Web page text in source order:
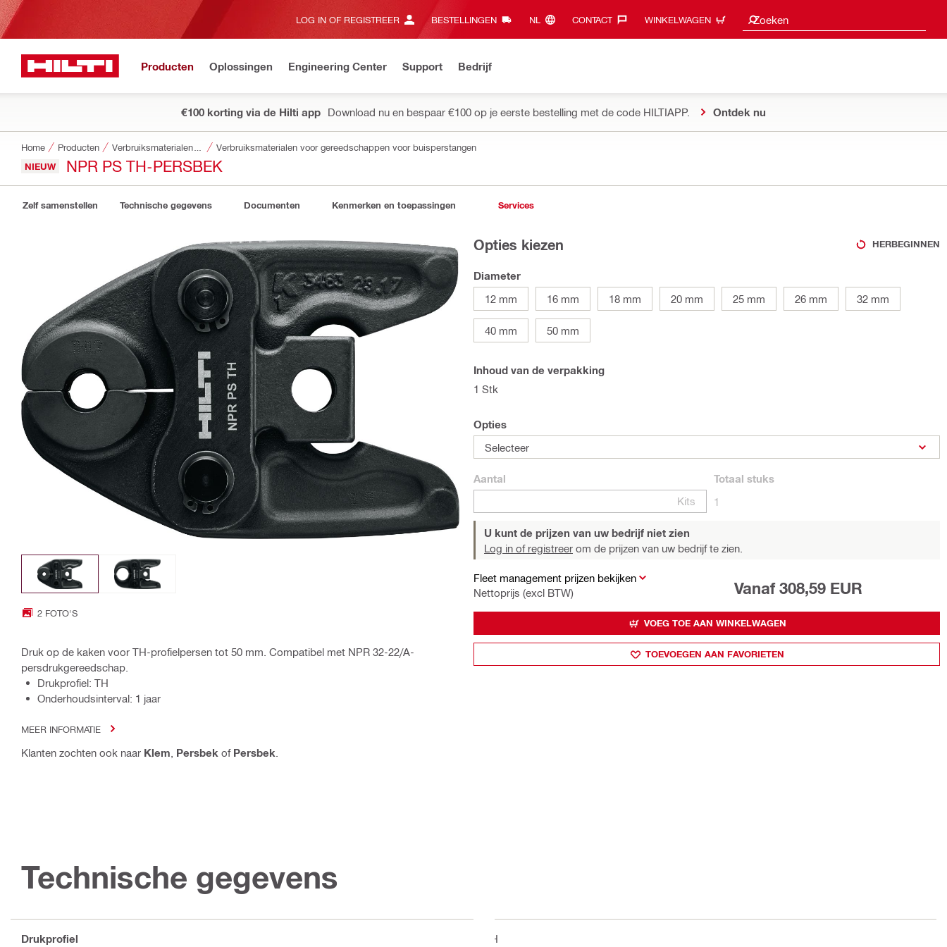
LOG IN OF REGISTREER BESTELLINGEN NL‎ CONTACT‎ WINKELWAGEN Zoeken
Zoeksuggesties
Producten Oplossingen Engineering Center Support Bedrijf
€100 korting via de Hilti app Download nu en bespaar €100 op je eerste bestelling met de code HILTIAPP. Ontdek nu
Home Producten Verbruiksmaterialen voor gereedschappen voor buisperstangen
NIEUW NPR PS TH-PERSBEK
Zelf samenstellen Technische gegevens Documenten Kenmerken en toepassingen Services
2 FOTO'S
Druk op de kaken voor TH-profielpersen tot 50 mm. Compatibel met NPR 32-22/A-
persdrukgereedschap.
Drukprofiel: TH
Onderhoudsinterval: 1 jaar
MEER INFORMATIE
Klanten zochten ook naar Klem Persbek of Persbek
Opties kiezen HERBEGINNEN
Diameter
12 mm
16 mm 18 mm 20 mm 25 mm 26 mm 32 mm
40 mm 50 mm
Inhoud van de verpakking
1 Stk
Opties
Selecteer
Aantal
Kits
Totaal stuks
1
U kunt de prijzen van uw bedrijf niet zien
Log in of registreer om de prijzen van uw bedrijf te zien.
Fleet management prijzen bekijken
Nettoprijs (excl BTW)
Vanaf 308,59 EUR
VOEG TOE AAN WINKELWAGEN
TOEVOEGEN AAN FAVORIETEN
Technische gegevens
Drukprofiel TH